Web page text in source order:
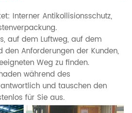
Interner Antikollisionsschutz,
auf dem Luftweg, auf dem
den Anforderungen der Kunden,
Weg zu finden.
während des
und tauschen den
für Sie aus.